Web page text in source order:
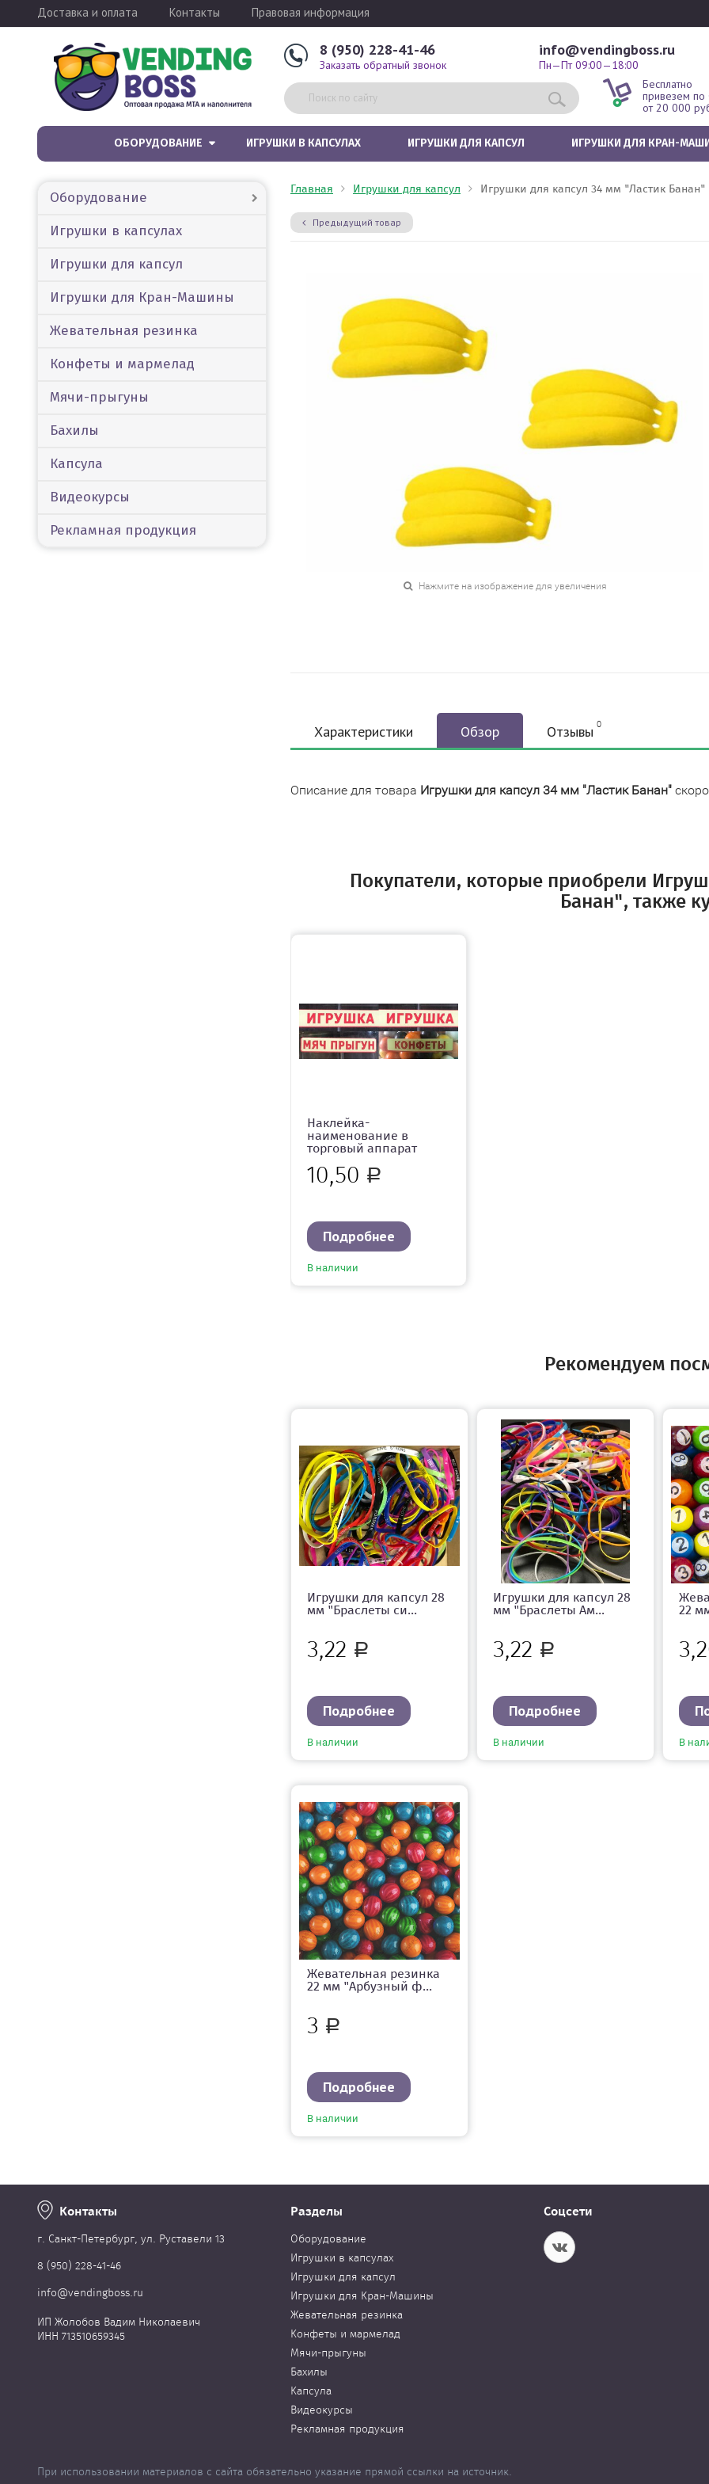
Доставка и оплата Контакты Правовая информация
8 (950) 228-41-46
Заказать обратный звонок
info@vendingboss.ru
Пн—Пт 09:00—18:00
Бесплатно
привезем по
от 20 000
ОБОРУДОВАНИЕ ИГРУШКИ В КАПСУЛАХ ИГРУШКИ ДЛЯ КАПСУЛ ИГРУШКИ ДЛЯ КРАН-
Оборудование
Игрушки в капсулах
Игрушки для капсул
Игрушки для Кран-Машины
Жевательная резинка
Конфеты и мармелад
Мячи-прыгуны
Бахилы
Капсула
Видеокурсы
Рекламная продукция
Главная Игрушки для капсул Игрушки для капсул 34 мм "Ластик Банан"
Предыдущий товар
Нажмите на изображение для увеличения
Характеристики Обзор Отзывы 0
Описание для товара Игрушки для капсул 34 мм "Ластик Банан"
Покупатели, которые приобрели
Банан", также
Наклейка-
наименование в
торговый аппарат
10,50 Р
Подробнее
В наличии
Рекомендуем
Игрушки для капсул 28
мм "Браслеты си...
3,22 Р
Подробнее
В наличии
Игрушки для капсул 28
мм "Браслеты Ам...
3,22 Р
Подробнее
В наличии
22
В
Жевательная резинка
22 мм "Арбузный ф...
3 Р
Подробнее
В наличии
Контакты
г. Cанкт-Петербург, ул. Руставели 13
8 (950) 228-41-46
info@vendingboss.ru
ИП Жолобов Вадим Николаевич
ИНН 713510659345
Разделы
Оборудование
Игрушки в капсулах
Игрушки для капсул
Игрушки для Кран-Машины
Жевательная резинка
Конфеты и мармелад
Мячи-прыгуны
Бахилы
Капсула
Видеокурсы
Рекламная продукция
Соцсети
При использовании материалов с сайта обязательно указание прямой ссылки на источник.